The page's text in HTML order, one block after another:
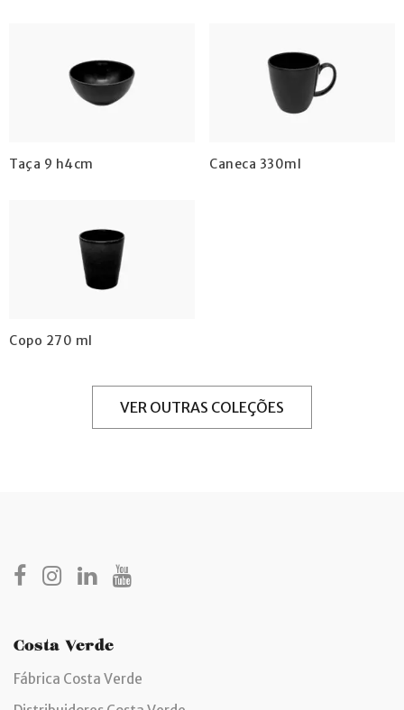
Taça 9 h4cm Caneca 330ml
Copo 270 ml
VER OUTRAS COLEÇÕES
Costa Verde
Fábrica Costa Verde